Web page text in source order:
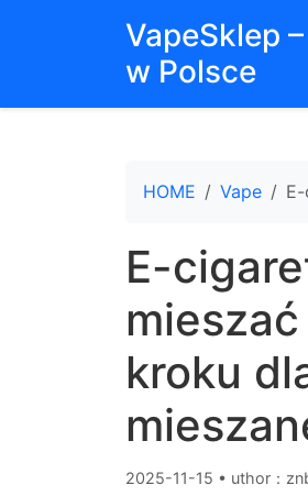
VapeSklep
w Polsce
HOME Vape
E-
kroku
2025-11-15 • uthor：